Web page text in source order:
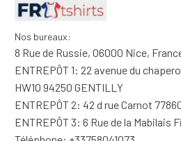
Nos bureaux:
8 Rue de Russie, 06000 Nice,
ENTREPÔT 1: 22 avenue du
HW10 94250 GENTILLY
ENTREPÔT 2: 42 d rue Carnot
ENTREPÔT 3: 6 Rue de la Mabilais